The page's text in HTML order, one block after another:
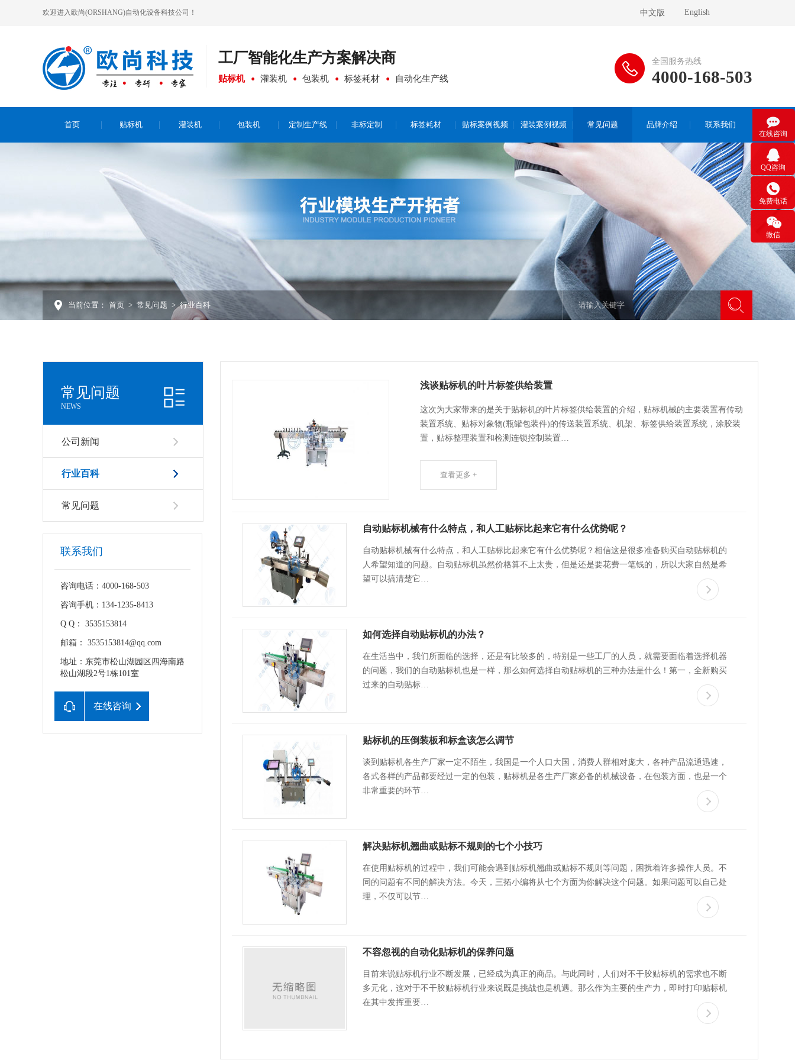
欢迎进入欧尚(ORSHANG)自动化设备科技公司！ 中文版 English
工厂智能化生产方案解决商
贴标机 灌装机 包装机 标签耗材 自动化生产线
全国服务热线
4000-168-503
首页 贴标机 灌装机 包装机 定制生产线 非标定制 标签耗材 贴标案例视频 灌装案例视频 常见问题 品牌介绍 联系我们
当前位置： 首页 > 常见问题 > 行业百科
常见问题
NEWS
公司新闻
行业百科
常见问题
联系我们
咨询电话：4000-168-503
咨询手机：134-1235-8413
Q Q： 3535153814
邮箱： 3535153814@qq.com
地址：东莞市松山湖园区四海南路
松山湖段2号1栋101室
在线咨询
浅谈贴标机的叶片标签供给装置
这次为大家带来的是关于贴标机的叶片标签供给装置的介绍，贴标机械的主要装置有传动
装置系统、贴标对象物(瓶罐包装件)的传送装置系统、机架、标签供给装置系统，涂胶装
置，贴标整理装置和检测连锁控制装置…
查看更多 +
自动贴标机械有什么特点，和人工贴标比起来它有什么优势呢？
自动贴标机械有什么特点，和人工贴标比起来它有什么优势呢？相信这是很多准备购买自动贴标机的
人希望知道的问题。自动贴标机虽然价格算不上太贵，但是还是要花费一笔钱的，所以大家自然是希
望可以搞清楚它…
如何选择自动贴标机的办法？
在生活当中，我们所面临的选择，还是有比较多的，特别是一些工厂的人员，就需要面临着选择机器
的问题，我们的自动贴标机也是一样，那么如何选择自动贴标机的三种办法是什么！第一，全新购买
过来的自动贴标…
贴标机的压倒装板和标盒该怎么调节
谈到贴标机各生产厂家一定不陌生，我国是一个人口大国，消费人群相对庞大，各种产品流通迅速，
各式各样的产品都要经过一定的包装，贴标机是各生产厂家必备的机械设备，在包装方面，也是一个
非常重要的环节…
解决贴标机翘曲或贴标不规则的七个小技巧
在使用贴标机的过程中，我们可能会遇到贴标机翘曲或贴标不规则等问题，困扰着许多操作人员。不
同的问题有不同的解决方法。今天，三拓小编将从七个方面为你解决这个问题。如果问题可以自己处
理，不仅可以节…
不容忽视的自动化贴标机的保养问题
目前来说贴标机行业不断发展，已经成为真正的商品。与此同时，人们对不干胶贴标机的需求也不断
多元化，这对于不干胶贴标机行业来说既是挑战也是机遇。那么作为主要的生产力，即时打印贴标机
在其中发挥重要…

在线咨询

QQ咨询

免费电话

微信